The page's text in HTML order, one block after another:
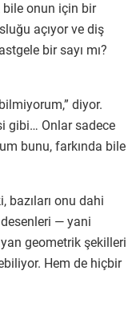
bile onun için bir
açıyor ve diş
bir sayı mı?
diyor.
gibi… Onlar sadece
bunu, farkında bile
bazıları onu dahi
— yani
geometrik şekilleri
Hem de hiçbir